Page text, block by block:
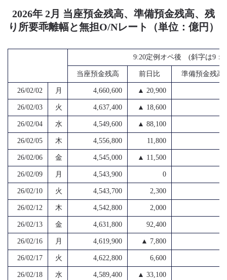
2026年 2月 当座預金残高、準備預金残高、残
り所要乖離幅と無担O/Nレート（単位：億円）
9:20定例オペ後 (斜字は9：
当座預金残高 前日比 準備預金残高
26/02/02 月 4,660,600 ▲ 20,900
26/02/03 火 4,637,400 ▲ 18,600
26/02/04 水 4,549,600 ▲ 88,100
26/02/05 木 4,556,800 11,800
26/02/06 金 4,545,000 ▲ 11,500
26/02/09 月 4,543,900 0
26/02/10 火 4,543,700 2,300
26/02/12 木 4,542,800 2,000
26/02/13 金 4,631,800 92,400
26/02/16 月 4,619,900 ▲ 7,800
26/02/17 火 4,622,800 6,600
26/02/18 水 4,589,400 ▲ 33,100